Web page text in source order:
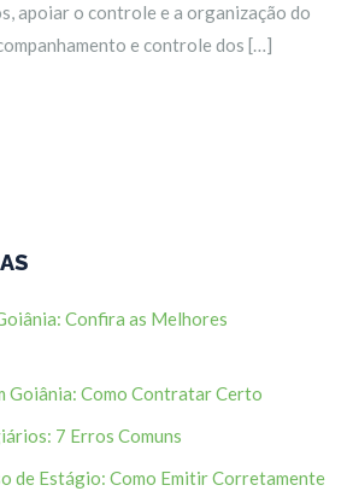
apoiar o controle e a organização do
e controle dos […]
Confira as Melhores
Goiânia: Como Contratar Certo
7 Erros Comuns
de Estágio: Como Emitir Corretamente